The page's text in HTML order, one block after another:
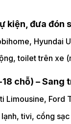
kiện, đưa đón
Hyundai
toilet trên xe
18 chỗ) –
Limousine, Ford
tivi, cổng